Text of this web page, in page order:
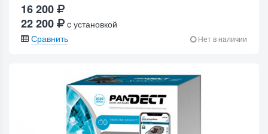
16 200
22 200
c установкой
Сравнить
Нет в наличии